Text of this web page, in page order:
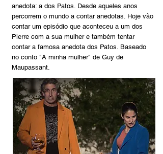
anedota: a dos Patos. Desde aqueles anos
percorrem o mundo a contar anedotas. Hoje vão
contar um episódio que aconteceu a um dos
Pierre com a sua mulher e também tentar
contar a famosa anedota dos Patos. Baseado
no conto "A minha mulher" de Guy de
Maupassant.